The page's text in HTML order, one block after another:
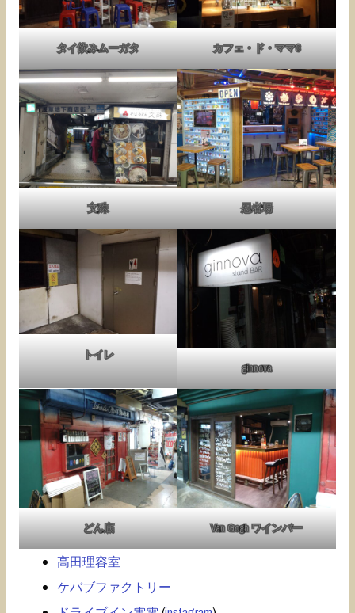
タイ飲みムーガタ カフェ・ド・ママ3
文殊 忍者場
トイレ
ginnova
どん底 Van Gogh ワインバー
高田理容室
ケバブファクトリー